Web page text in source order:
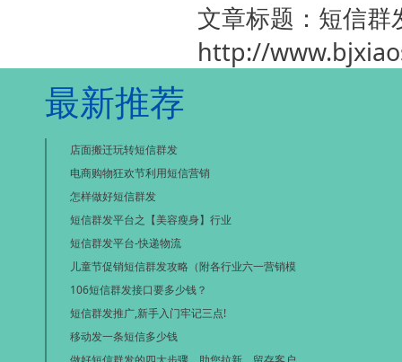
文章标题：短信群
http://
最新推荐
店面搬迁玩转短信群发
电商购物狂欢节利用短信营销
怎样做好短信群发
短信群发平台之【美容瘦身】行业
短信群发平台-快递物流
儿童节促销短信群发攻略（附各行业六一营销模
106短信群发接口要多少钱？
短信群发推广,新手入门牢记三点!
移动发一条短信多少钱